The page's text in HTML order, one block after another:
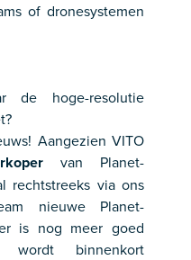
of dronesystemen
de hoge-resolutie
Aangezien VITO
van Planet-
rechtstreeks via ons
nieuwe Planet-
is nog meer goed
binnenkort